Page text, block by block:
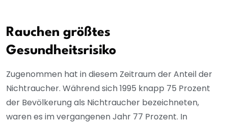
Rauchen größtes
Gesundheitsrisiko
Zugenommen hat in diesem Zeitraum der Anteil der
Nichtraucher. Während sich 1995 knapp 75 Prozent
der Bevölkerung als Nichtraucher bezeichneten,
waren es im vergangenen Jahr 77 Prozent. In